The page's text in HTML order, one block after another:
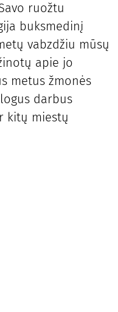
ruožtu
buksmedinį
vabzdžiu mūsų
apie jo
metus žmonės
darbus
kitų miestų